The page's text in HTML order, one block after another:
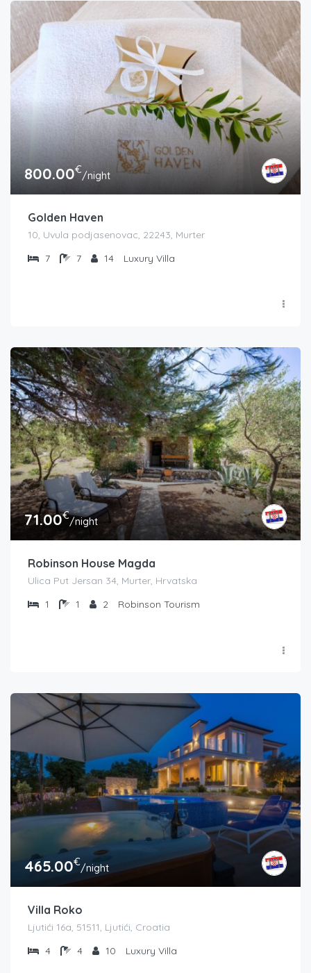
800.00€/night
Golden Haven
10, Uvula podjasenovac, 22243, Murter
7
7 14 Luxury Villa
71.00€/night
Robinson House Magda
Ulica Put Jersan 34, Murter, Hrvatska
1
1 2 Robinson Tourism
465.00€/night
Villa Roko
Ljutići 16a, 51511, Ljutići, Croatia
4
4 10 Luxury Villa